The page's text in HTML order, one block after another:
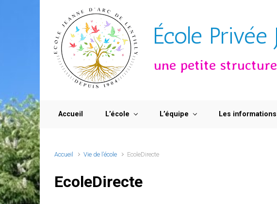
Skip to main content
École
une petite
Accueil L’école L’équipe Les
Accueil Vie de l’école EcoleDirecte
EcoleDirecte